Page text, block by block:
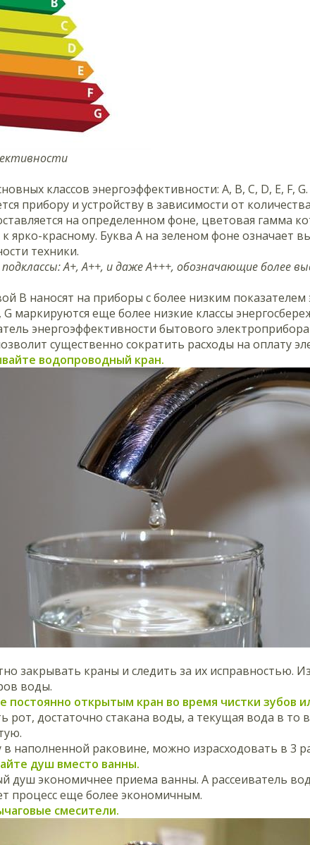
классов энергоэффективности: A, B, C, D, E, F, G.
прибору и устройству в зависимости от
на определенном фоне, цветовая гамма
ярко-красному. Буква А на зеленом фоне означает
техники.
А+, А++, и даже А+++, обозначающие более
В наносят на приборы с более низким показателем
G маркируются еще более низкие классы
энергоэффективности бытового
существенно сократить расходы на оплату
водопроводный кран.
закрывать краны и следить за их исправностью.
воды.
постоянно открытым кран во время чистки зубов
рот, достаточно стакана воды, а текущая вода в то
в наполненной раковине, можно израсходовать в 3
душ вместо ванны.
душ экономичнее приема ванны. А рассеиватель
процесс еще более экономичным.
смесители.